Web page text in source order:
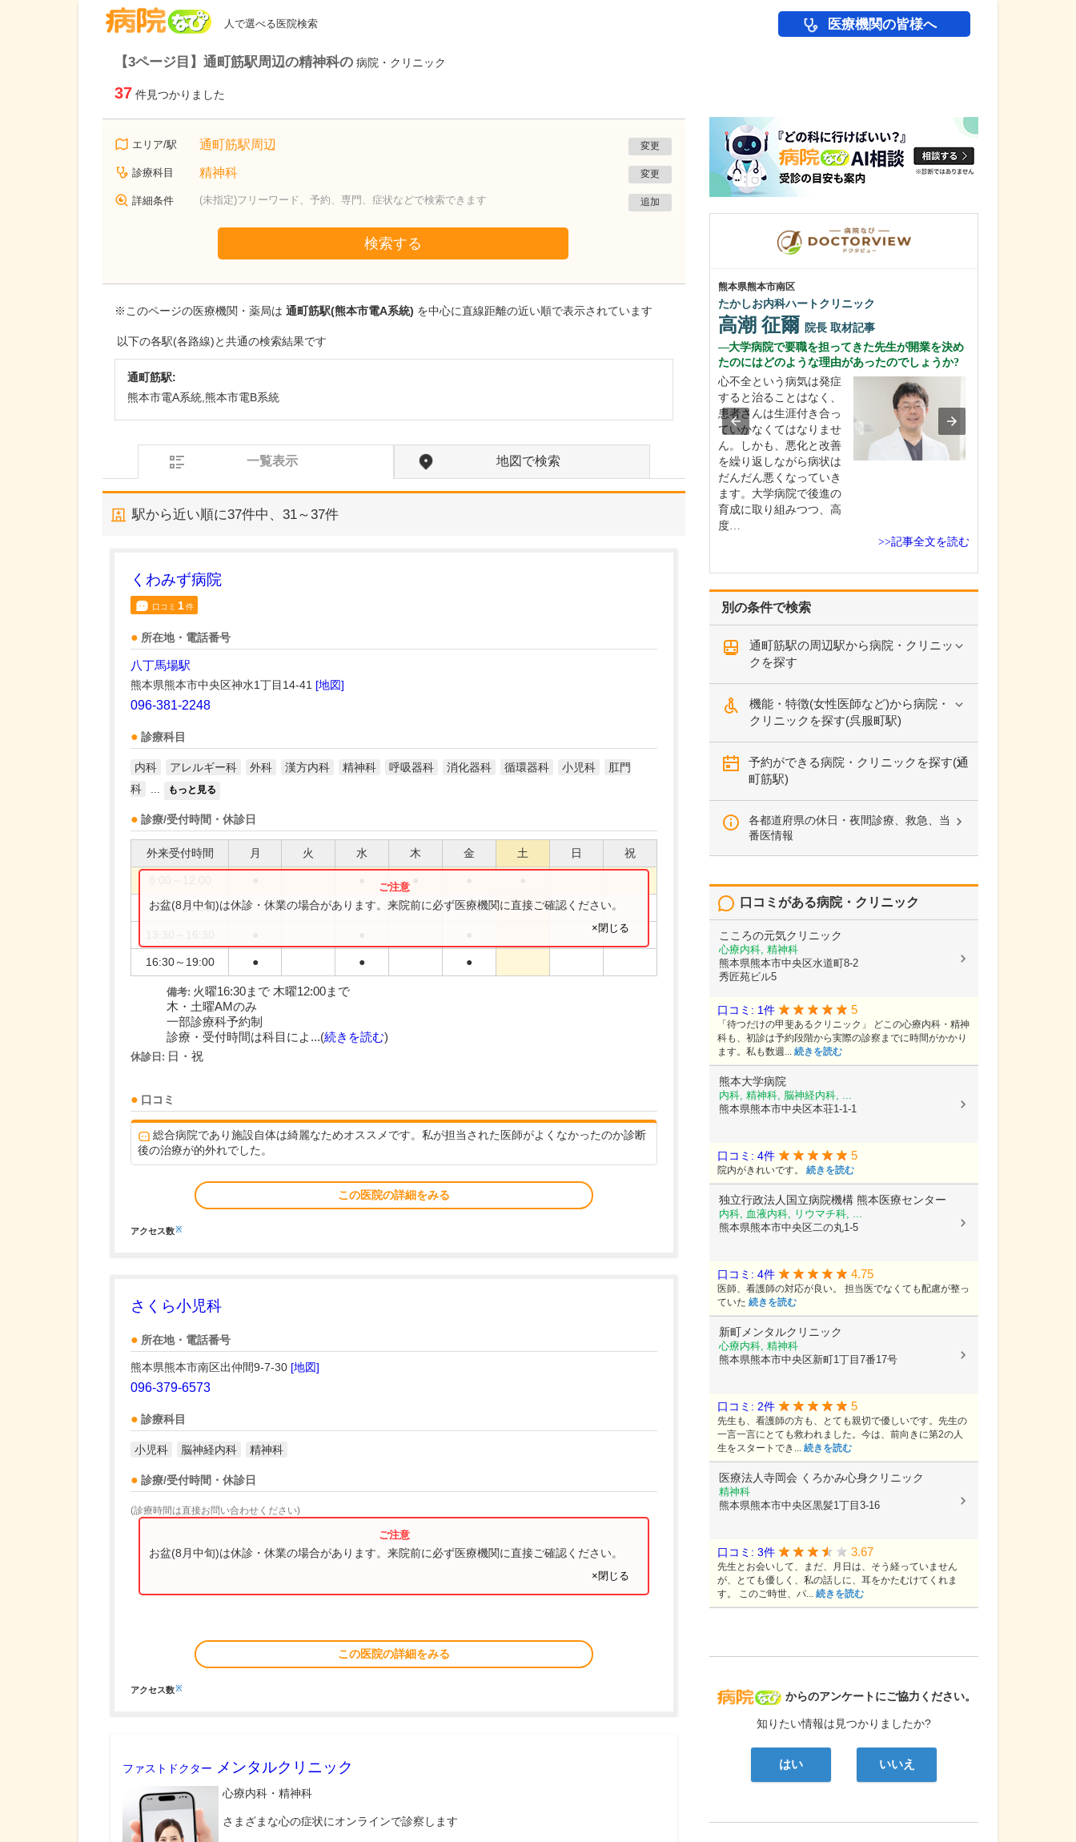
人で選べる医院検索 医療機関の皆様へ
【3ページ目】通町筋駅周辺の精神科の 病院・クリニック
37 件見つかりました
エリア/駅 通町筋駅周辺 変更
診療科目 精神科 変更
詳細条件 (未指定)フリーワード、予約、専門、症状などで検索できます 追加
検索する
※このページの医療機関・薬局は 通町筋駅(熊本市電A系統) を中心に直線距離の近い順で表示されています
以下の各駅(各路線)と共通の検索結果です
通町筋駅:
熊本市電A系統,熊本市電B系統
一覧表示 地図で検索
駅から近い順に37件中、 31～37件
くわみず病院
口コミ 1件
所在地・電話番号
八丁馬場駅
熊本県熊本市中央区神水1丁目14-41 [地図]
096-381-2248
診療科目
内科 アレルギー科 外科 漢方内科 精神科 呼吸器科 消化器科 循環器科 小児科
肛門
科
もっと見る
診療/受付時間・休診日
外来受付時間 月 火 水 木 金 土 日 祝
8:00～16:30 ●
16:30～19:00 ● ● ●
お盆(8月中旬)は休診・休業の場合があります。来院前に必ず医療機関に直接ご確認ください。
×閉じる
備考: 火曜16:30まで 木曜12:00まで
木・土曜AMのみ
一部診療科予約制
診療・受付時間は科目によ...(続きを読む)
休診日: 日・祝
口コミ
総合病院であり施設自体は綺麗なためオススメです。私が担当された医師がよくなかったのか診断
後の治療が的外れでした。
この医院の詳細をみる
アクセス数※
さくら小児科
所在地・電話番号
熊本県熊本市南区出仲間9-7-30 [地図]
096-379-6573
診療科目
小児科 脳神経内科 精神科
診療/受付時間・休診日
(診療時間は直接お問い合わせください)
お盆(8月中旬)は休診・休業の場合があります。来院前に必ず医療機関に直接ご確認ください。
×閉じる
この医院の詳細をみる
アクセス数※
ファストドクター メンタルクリニック
心療内科・精神科
さまざまな心の症状にオンラインで診察します
別の条件で検索
通町筋駅の周辺駅から病院・クリニッ
クを探す
機能・特徴(女性医師など)から病院・
クリニックを探す(呉服町駅)
予約ができる病院・クリニックを探す(通
町筋駅)
各都道府県の休日・夜間診療、救急、当
番医情報
病院なび
からのアンケートにご協力ください。
知りたい情報は見つかりましたか?
はい いいえ
口コミがある病院・クリニック
こころの元気クリニック
心療内科, 精神科
熊本県熊本市中央区水道町8-2
秀匠苑ビル5
口コミ: 1件 5
「待つだけの甲斐あるクリニック」 どこの心療内科・精神
科も、初診は予約段階から実際の診察までに時間がかかり
ます。私も数週... 続きを読む
熊本大学病院
内科, 精神科, 脳神経内科, ...
熊本県熊本市中央区本荘1-1-1
口コミ: 4件 5
院内がきれいです。 続きを読む
独立行政法人国立病院機構 熊本医療センター
内科, 血液内科, リウマチ科, ...
熊本県熊本市中央区二の丸1-5
口コミ: 4件 4.75
医師、看護師の対応が良い。 担当医でなくても配慮が整っ
ていた 続きを読む
新町メンタルクリニック
心療内科, 精神科
熊本県熊本市中央区新町1丁目7番17号
口コミ: 2件 5
先生も、看護師の方も、とても親切で優しいです。先生の
一言一言にとても救われました。今は、前向きに第2の人
生をスタートでき... 続きを読む
医療法人寺岡会 くろかみ心身クリニック
精神科
熊本県熊本市中央区黒髪1丁目3-16
口コミ: 3件 3.67
先生とお会いして、まだ、月日は、そう経っていません
が、とても優しく、私の話しに、耳をかたむけてくれま
す。 このご時世、パ... 続きを読む
熊本県熊本市南区
たかしお内科ハートクリニック
高潮 征爾 院長 取材記事
大学病院で要職を担ってきた先生が開業を決め
たのにはどのような理由があったのでしょうか?
心不全という病気は発症
すると治ることはなく、
患者さんは生涯付き合っ
ていかなくてはなりませ
ん。しかも、悪化と改善
を繰り返しながら病状は
だんだん悪くなっていき
ます。大学病院で後進の
育成に取り組みつつ、高
度…
>>記事全文を読む
東京都大田区
ママダ眼科
いったことでしょうか?
お悩みを聞かせていただ
くことを大切にしていま
す。また、高齢者の方が
いくつも病院をハシゴせ